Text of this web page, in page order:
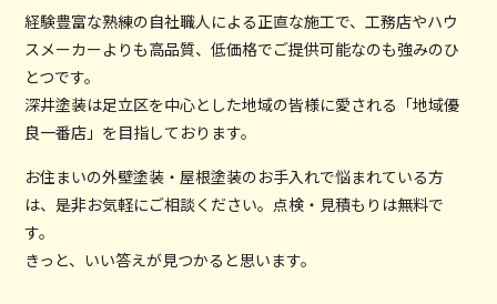
経験豊富な熟練の自社職人による正直な施工で、工務店やハウ
スメーカーよりも高品質、低価格でご提供可能なのも強みのひ
とつです。
深井塗装は足立区を中心とした地域の皆様に愛される「地域優
良一番店」を目指しております。
お住まいの外壁塗装・屋根塗装のお手入れで悩まれている方
は、是非お気軽にご相談ください。点検・見積もりは無料で
す。
きっと、いい答えが見つかると思います。